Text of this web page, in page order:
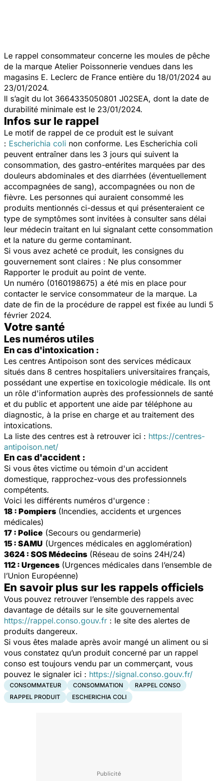
Le rappel consommateur concerne les moules de pêche
de la marque Atelier Poissonnerie vendues dans les
magasins E. Leclerc de France entière du 18/01/2024 au
23/01/2024.
Il s’agit du lot 3664335050801 J02SEA, dont la date de
durabilité minimale est le 23/01/2024.
Infos sur le rappel
Le motif de rappel de ce produit est le suivant
: Escherichia coli non conforme. Les Escherichia coli
peuvent entraîner dans les 3 jours qui suivent la
consommation, des gastro-entérites marquées par des
douleurs abdominales et des diarrhées (éventuellement
accompagnées de sang), accompagnées ou non de
fièvre. Les personnes qui auraient consommé les
produits mentionnés ci-dessus et qui présenteraient ce
type de symptômes sont invitées à consulter sans délai
leur médecin traitant en lui signalant cette consommation
et la nature du germe contaminant.
Si vous avez acheté ce produit, les consignes du
gouvernement sont claires : Ne plus consommer
Rapporter le produit au point de vente.
Un numéro (0160198675) a été mis en place pour
contacter le service consommateur de la marque. La
date de fin de la procédure de rappel est fixée au lundi 5
février 2024.
Votre santé
Les numéros utiles
En cas d'intoxication :
Les centres Antipoison sont des services médicaux
situés dans 8 centres hospitaliers universitaires français,
possédant une expertise en toxicologie médicale. Ils ont
un rôle d'information auprès des professionnels de santé
et du public et apportent une aide par téléphone au
diagnostic, à la prise en charge et au traitement des
intoxications.
La liste des centres est à retrouver ici : https://centres-
antipoison.net/
En cas d'accident :
Si vous êtes victime ou témoin d'un accident
domestique, rapprochez-vous des professionnels
compétents.
Voici les différents numéros d'urgence :
18 : Pompiers (Incendies, accidents et urgences
médicales)
17 : Police (Secours ou gendarmerie)
15 : SAMU (Urgences médicales en agglomération)
3624 : SOS Médecins (Réseau de soins 24H/24)
112 : Urgences (Urgences médicales dans l’ensemble de
l’Union Européenne)
En savoir plus sur les rappels officiels
Vous pouvez retrouver l’ensemble des rappels avec
davantage de détails sur le site gouvernemental
https://rappel.conso.gouv.fr : le site des alertes de
produits dangereux.
Si vous êtes malade après avoir mangé un aliment ou si
vous constatez qu’un produit concerné par un rappel
conso est toujours vendu par un commerçant, vous
pouvez le signaler ici : https://signal.conso.gouv.fr/
CONSOMMATEUR CONSOMMATION
RAPPEL CONSO
RAPPEL PRODUIT
ESCHERICHIA COLI